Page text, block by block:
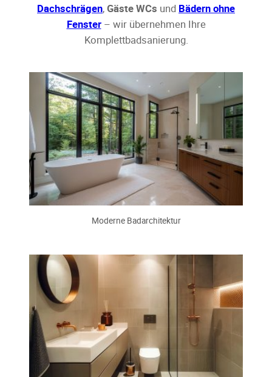
Dachschrägen,Gäste WCs und Bädern ohne
Fenster– wir übernehmen Ihre
Komplettbadsanierung.
Moderne Badarchitektur